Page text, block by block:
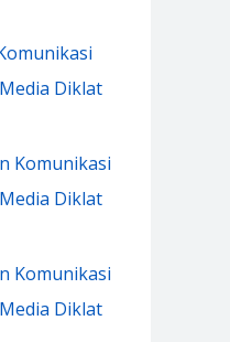
Diklat
Komunikasi
Diklat
Komunikasi
Diklat